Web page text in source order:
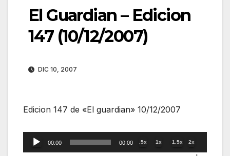
El Guardian – Edicion
147 (10/12/2007)
DIC 10, 2007
Edicion 147 de «El guardian» 10/12/2007
Reproductor
de
00:00 00:00 .5x 1x 1.5x 2x